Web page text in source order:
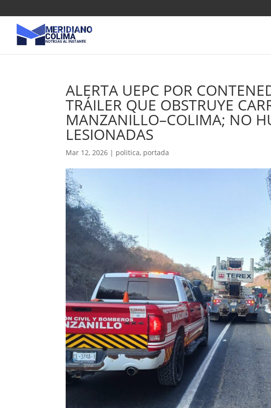
ALERTA UEPC POR
TRÁILER QUE OBSTRUYE
MANZANILLO–COLIMA; NO
LESIONADAS
Mar 12, 2026 | politica, portada